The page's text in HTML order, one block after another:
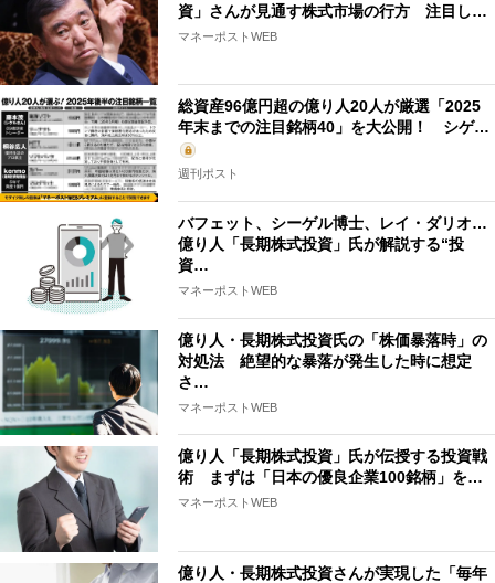
資」さんが見通す株式市場の行方 注目し…
マネーポストWEB
総資産96億円超の億り人20人が厳選「2025
年末までの注目銘柄40」を大公開！ シゲ…
週刊ポスト
バフェット、シーゲル博士、レイ・ダリオ…
億り人「長期株式投資」氏が解説する“投
資…
マネーポストWEB
億り人・長期株式投資氏の「株価暴落時」の
対処法 絶望的な暴落が発生した時に想定
さ…
マネーポストWEB
億り人「長期株式投資」氏が伝授する投資戦
術 まずは「日本の優良企業100銘柄」を…
マネーポストWEB
億り人・長期株式投資さんが実現した「毎年